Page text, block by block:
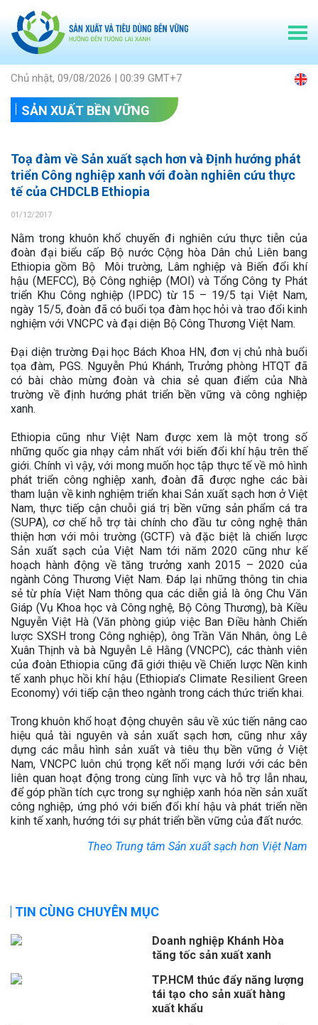
Chủ nhật, 09/08/2026 | 00:39 GMT+7
SẢN XUẤT BỀN VỮNG
Toạ đàm về Sản xuất sạch hơn và Định hướng phát
triển Công nghiệp xanh với đoàn nghiên cứu thực
tế của CHDCLB Ethiopia
01/12/2017
Nằm trong khuôn khổ chuyến đi nghiên cứu thực tiễn của
đoàn đại biểu cấp Bộ nước Cộng hòa Dân chủ Liên bang
Ethiopia gồm Bộ Môi trường, Lâm nghiệp và Biến đổi khí
hậu (MEFCC), Bộ Công nghiệp (MOI) và Tổng Công ty Phát
triển Khu Công nghiệp (IPDC) từ 15 – 19/5 tại Việt Nam,
ngày 15/5, đoàn đã có buổi tọa đàm học hỏi và trao đổi kinh
nghiệm với VNCPC và đại diện Bộ Công Thương Việt Nam.
Đại diện trường Đại học Bách Khoa HN, đơn vị chủ nhà buổi
tọa đàm, PGS. Nguyễn Phú Khánh, Trưởng phòng HTQT đã
có bài chào mừng đoàn và chia sẻ quan điểm của Nhà
trường về định hướng phát triển bền vững và công nghiệp
xanh.
Ethiopia cũng như Việt Nam được xem là một trong số
những quốc gia nhạy cảm nhất với biến đổi khí hậu trên thế
giới. Chính vì vậy, với mong muốn học tập thực tế về mô hình
phát triển công nghiệp xanh, đoàn đã được nghe các bài
tham luận về kinh nghiệm triển khai Sản xuất sạch hơn ở Việt
Nam, thực tiếp cận chuỗi giá trị bền vững sản phẩm cá tra
(SUPA), cơ chế hỗ trợ tài chính cho đầu tư công nghệ thân
thiện hơn với môi trường (GCTF) và đặc biệt là chiến lược
Sản xuất sạch của Việt Nam tới năm 2020 cũng như kế
hoạch hành động về tăng trưởng xanh 2015 – 2020 của
ngành Công Thương Việt Nam. Đáp lại những thông tin chia
sẻ từ phía Việt Nam thông qua các diễn giả là ông Chu Văn
Giáp (Vụ Khoa học và Công nghệ, Bộ Công Thương), bà Kiều
Nguyễn Việt Hà (Văn phòng giúp việc Ban Điều hành Chiến
lược SXSH trong Công nghiệp), ông Trần Văn Nhân, ông Lê
Xuân Thịnh và bà Nguyễn Lê Hằng (VNCPC), các thành viên
của đoàn Ethiopia cũng đã giới thiệu về Chiến lược Nền kinh
tế xanh phục hồi khí hậu (Ethiopia’s Climate Resilient Green
Economy) với tiếp cận theo ngành trong cách thức triển khai.
Trong khuôn khổ hoạt động chuyên sâu về xúc tiến nâng cao
hiệu quả tài nguyên và sản xuất sạch hơn, cũng như xây
dựng các mẫu hình sản xuất và tiêu thụ bền vững ở Việt
Nam, VNCPC luôn chú trọng kết nối mạng lưới với các bên
liên quan hoạt động trong cùng lĩnh vực và hỗ trợ lẫn nhau,
để góp phần tích cực trong sự nghiệp xanh hóa nền sản xuất
công nghiệp, ứng phó với biến đổi khí hậu và phát triển nền
kinh tế xanh, hướng tới sự phát triển bền vững của đất nước.
Theo Trung tâm Sản xuất sạch hơn Việt Nam
TIN CÙNG CHUYÊN MỤC
Doanh nghiệp Khánh Hòa
tăng tốc sản xuất xanh
TP.HCM thúc đẩy năng lượng
tái tạo cho sản xuất hàng
xuất khẩu